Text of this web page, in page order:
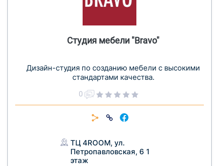
Студия мебели "Bravo"
Дизайн-студия по созданию мебели с высокими
стандартами качества.
0
ТЦ 4ROOM, ул.
Петропавловская, 6 1
этаж